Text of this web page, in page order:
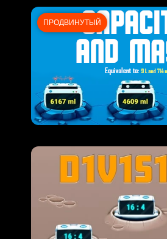
ПРОДВИНУТЫЙ